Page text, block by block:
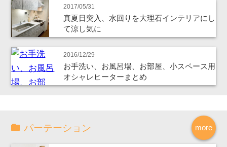
2017/05/31
真夏日突入、水回りを大理石インテリアにし
て涼し気に
2016/12/29
お手洗い、お風呂場、お部屋、小スペース用
オシャレヒーターまとめ
more
パーテーション